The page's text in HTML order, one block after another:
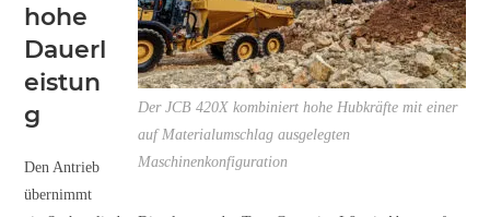
Der JCB 420X kombiniert hohe Hubkräfte mit einer
auf Materialumschlag ausgelegten
Maschinenkonfiguration
hohe
Dauerl
eistun
g
Den Antrieb
übernimmt